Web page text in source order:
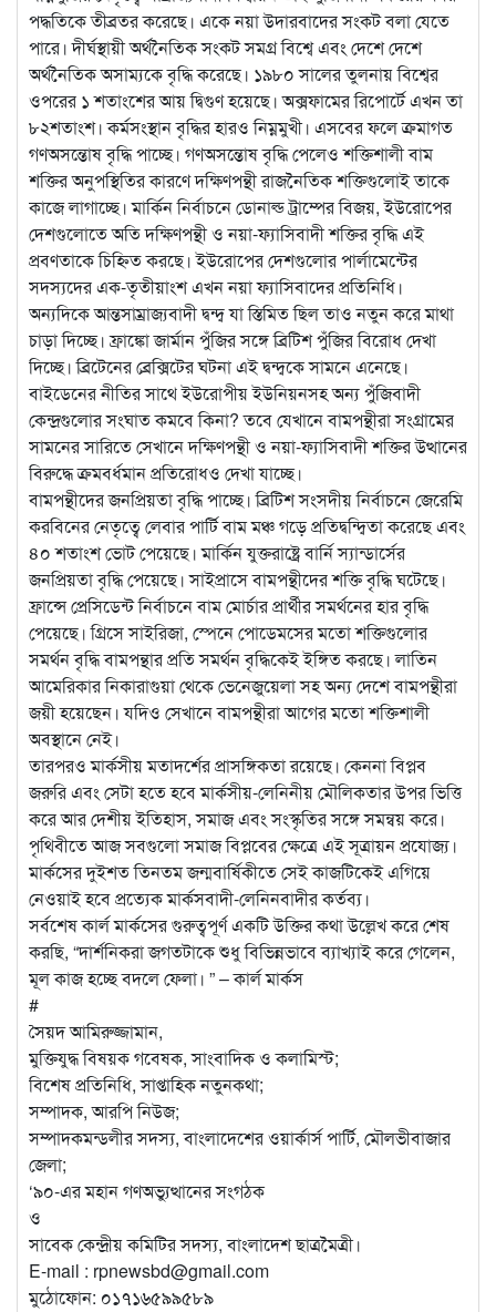
পদ্ধতিকে তীব্রতর করেছে। একে নয়া উদারবাদের সংকট বলা যেতে
পারে। দীর্ঘস্থায়ী অর্থনৈতিক সংকট সমগ্র বিশ্বে এবং দেশে দেশে
অর্থনৈতিক অসাম্যকে বৃদ্ধি করেছে। ১৯৮০ সালের তুলনায় বিশ্বের
ওপরের ১ শতাংশের আয় দ্বিগুণ হয়েছে। অক্সফামের রিপোর্টে এখন তা
৮২শতাংশ। কর্মসংস্থান বৃদ্ধির হারও নিম্নমুখী। এসবের ফলে ক্রমাগত
গণঅসন্তোষ বৃদ্ধি পাচ্ছে। গণঅসন্তোষ বৃদ্ধি পেলেও শক্তিশালী বাম
শক্তির অনুপস্থিতির কারণে দক্ষিণপন্থী রাজনৈতিক শক্তিগুলোই তাকে
কাজে লাগাচ্ছে। মার্কিন নির্বাচনে ডোনাল্ড ট্রাম্পের বিজয়, ইউরোপের
দেশগুলোতে অতি দক্ষিণপন্থী ও নয়া-ফ্যাসিবাদী শক্তির বৃদ্ধি এই
প্রবণতাকে চিহ্নিত করছে। ইউরোপের দেশগুলোর পার্লামেন্টের
সদস্যদের এক-তৃতীয়াংশ এখন নয়া ফ্যাসিবাদের প্রতিনিধি।
অন্যদিকে আন্তসাম্রাজ্যবাদী দ্বন্দ্ব যা স্তিমিত ছিল তাও নতুন করে মাথা
চাড়া দিচ্ছে। ফ্রাঙ্কো জার্মান পুঁজির সঙ্গে ব্রিটিশ পুঁজির বিরোধ দেখা
দিচ্ছে। ব্রিটেনের ব্রেক্সিটের ঘটনা এই দ্বন্দ্বকে সামনে এনেছে।
বাইডেনের নীতির সাথে ইউরোপীয় ইউনিয়নসহ অন্য পুঁজিবাদী
কেন্দ্রগুলোর সংঘাত কমবে কিনা? তবে যেখানে বামপন্থীরা সংগ্রামের
সামনের সারিতে সেখানে দক্ষিণপন্থী ও নয়া-ফ্যাসিবাদী শক্তির উত্থানের
বিরুদ্ধে ক্রমবর্ধমান প্রতিরোধও দেখা যাচ্ছে।
বামপন্থীদের জনপ্রিয়তা বৃদ্ধি পাচ্ছে। ব্রিটিশ সংসদীয় নির্বাচনে জেরেমি
করবিনের নেতৃত্বে লেবার পার্টি বাম মঞ্চ গড়ে প্রতিদ্বন্দ্বিতা করেছে এবং
৪০ শতাংশ ভোট পেয়েছে। মার্কিন যুক্তরাষ্ট্রে বার্নি স্যান্ডার্সের
জনপ্রিয়তা বৃদ্ধি পেয়েছে। সাইপ্রাসে বামপন্থীদের শক্তি বৃদ্ধি ঘটেছে।
ফ্রান্সে প্রেসিডেন্ট নির্বাচনে বাম মোর্চার প্রার্থীর সমর্থনের হার বৃদ্ধি
পেয়েছে। গ্রিসে সাইরিজা, স্পেনে পোডেমসের মতো শক্তিগুলোর
সমর্থন বৃদ্ধি বামপন্থার প্রতি সমর্থন বৃদ্ধিকেই ইঙ্গিত করছে। লাতিন
আমেরিকার নিকারাগুয়া থেকে ভেনেজুয়েলা সহ অন্য দেশে বামপন্থীরা
জয়ী হয়েছেন। যদিও সেখানে বামপন্থীরা আগের মতো শক্তিশালী
অবস্থানে নেই।
তারপরও মার্কসীয় মতাদর্শের প্রাসঙ্গিকতা রয়েছে। কেননা বিপ্লব
জরুরি এবং সেটা হতে হবে মার্কসীয়-লেনিনীয় মৌলিকতার উপর ভিত্তি
করে আর দেশীয় ইতিহাস, সমাজ এবং সংস্কৃতির সঙ্গে সমন্বয় করে।
পৃথিবীতে আজ সবগুলো সমাজ বিপ্লবের ক্ষেত্রে এই সূত্রায়ন প্রযোজ্য।
মার্কসের দুইশত তিনতম জন্মবার্ষিকীতে সেই কাজটিকেই এগিয়ে
নেওয়াই হবে প্রত্যেক মার্কসবাদী-লেনিনবাদীর কর্তব্য।
সর্বশেষ কার্ল মার্কসের গুরুত্বপূর্ণ একটি উক্তির কথা উল্লেখ করে শেষ
করছি, “দার্শনিকরা জগতটাকে শুধু বিভিন্নভাবে ব্যাখ্যাই করে গেলেন,
মূল কাজ হচ্ছে বদলে ফেলা। ” – কার্ল মার্কস
#
সৈয়দ আমিরুজ্জামান,
মুক্তিযুদ্ধ বিষয়ক গবেষক, সাংবাদিক ও কলামিস্ট;
বিশেষ প্রতিনিধি, সাপ্তাহিক নতুনকথা;
সম্পাদক, আরপি নিউজ;
সম্পাদকমন্ডলীর সদস্য, বাংলাদেশের ওয়ার্কার্স পার্টি, মৌলভীবাজার
জেলা;
‘৯০-এর মহান গণঅভ্যুত্থানের সংগঠক
ও
সাবেক কেন্দ্রীয় কমিটির সদস্য, বাংলাদেশ ছাত্রমৈত্রী।
E-mail : rpnewsbd@gmail.com
মুঠোফোন: ০১৭১৬৫৯৯৫৮৯